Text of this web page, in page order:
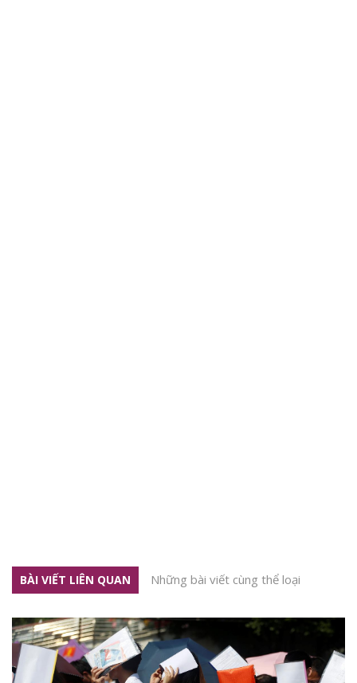
BÀI VIẾT LIÊN QUAN Những bài viết cùng thể loại